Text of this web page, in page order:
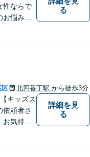
性ならで
悩みに
事件など
した
ださ
る
区 北四番丁駅 から徒歩3分
キッズス
依頼者さ
気持ち
詳細を見
る